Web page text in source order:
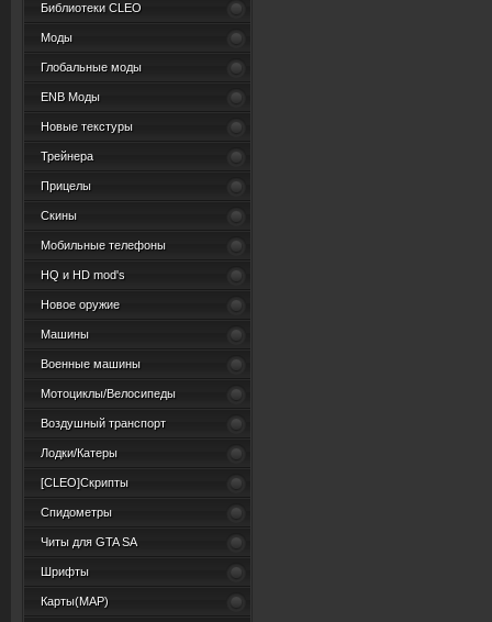
Библиотеки CLEO
Моды
Глобальные моды
ENB Моды
Новые текстуры
Трейнера
Прицелы
Скины
Мобильные телефоны
HQ и HD mod's
Новое оружие
Машины
Военные машины
Мотоциклы/Велосипеды
Воздушный транспорт
Лодки/Катеры
[CLEO]Скрипты
Спидометры
Читы для GTA SA
Шрифты
Карты(MAP)